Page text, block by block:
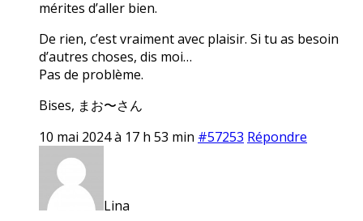
mérites d’aller bien.
De rien, c’est vraiment avec plaisir. Si tu as besoin
d’autres choses, dis moi…
Pas de problème.
Bises, まお〜さん
10 mai 2024 à 17 h 53 min #57253 Répondre
Lina